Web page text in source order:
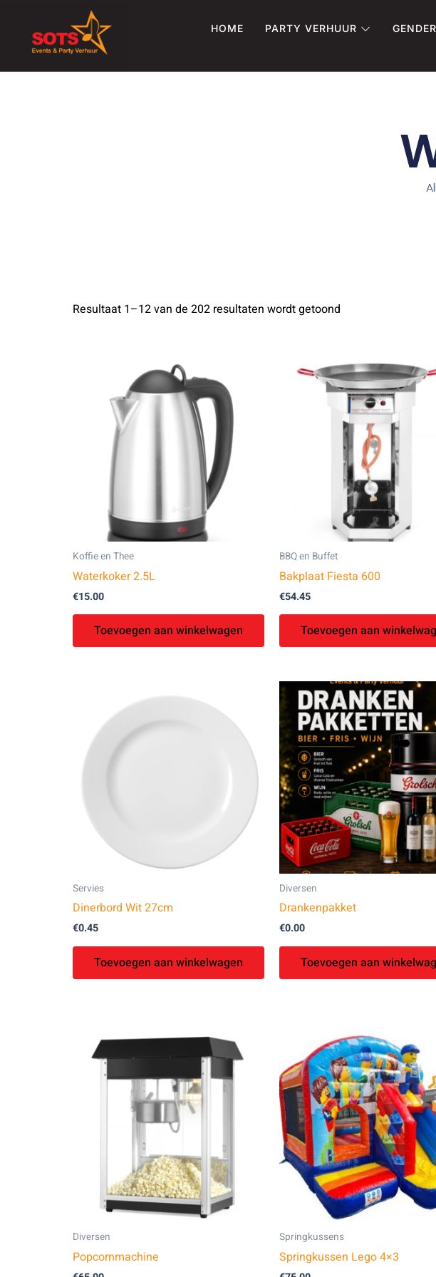
HOME PARTY VERHUUR
Resultaat 1–12 van de 202 resultaten wordt getoond
Koffie en Thee
Waterkoker 2.5L
€15.00
Toevoegen aan winkelwagen
BBQ en Buffet
Bakplaat Fiesta 600
€54.45
Toevoegen aan
Servies
Dinerbord Wit 27cm
€0.45
Toevoegen aan winkelwagen
Diversen
Drankenpakket
€0.00
Toevoegen aan
Diversen
Popcornmachine
Springkussens
Springkussen Lego 4×3